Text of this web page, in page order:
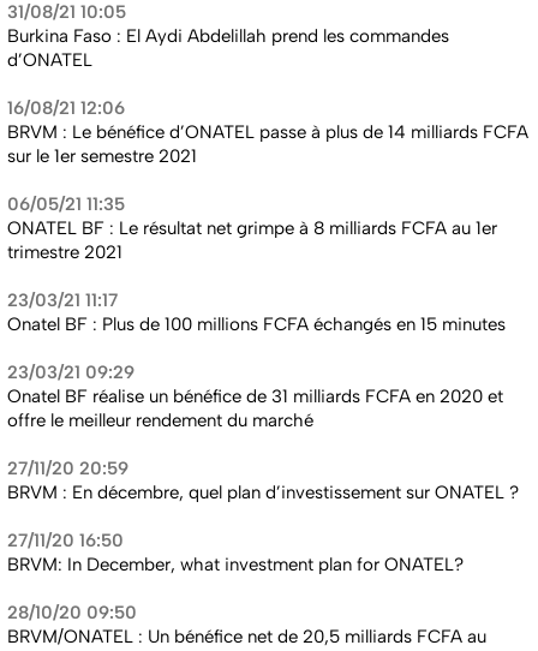
31/08/21 10:05
Burkina Faso : El Aydi Abdelillah prend les commandes
d’ONATEL
16/08/21 12:06
BRVM : Le bénéfice d’ONATEL passe à plus de 14 milliards FCFA
sur le 1er semestre 2021
06/05/21 11:35
ONATEL BF : Le résultat net grimpe à 8 milliards FCFA au 1er
trimestre 2021
23/03/21 11:17
Onatel BF : Plus de 100 millions FCFA échangés en 15 minutes
23/03/21 09:29
Onatel BF réalise un bénéfice de 31 milliards FCFA en 2020 et
offre le meilleur rendement du marché
27/11/20 20:59
BRVM : En décembre, quel plan d’investissement sur ONATEL ?
27/11/20 16:50
BRVM: In December, what investment plan for ONATEL?
28/10/20 09:50
BRVM/ONATEL : Un bénéfice net de 20,5 milliards FCFA au